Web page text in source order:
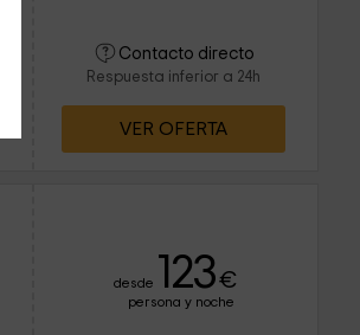
Contacto directo
Respuesta inferior a 24h
VER OFERTA
desde 123€
persona y noche